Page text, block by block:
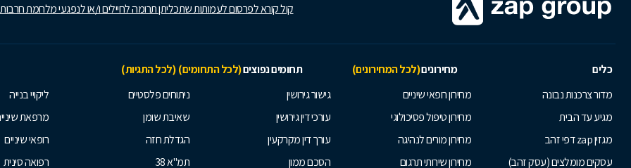
קול קורא לפרסום לעמותות שתכליתן תרומה לחיילים ו/או לנפגעי מלחמת
כלים מחירונים(לכל המחירונים) תחומים נפוצים(לכל התחומים) (לכל התגיות)
מדור צרכנות נבונה
מגיע עד הבית
מגזין zap דפי זהב
עסקים מומלצים (עסק זהב)
מחירון רופאי שיניים
מחירון טיפול פסיכולוגי
מחירון מורים לנהיגה
מחירון שירותי תרגום
גישור גירושין
עורכי דין גירושין
עורך דין מקרקעין
הסכם ממון
ניתוחים פלסטיים
שאיבת שומן
הגדלת חזה
תמ"א 38
ליקויי בנייה
מרפאת
רופאי שיניים
רפואה סינית